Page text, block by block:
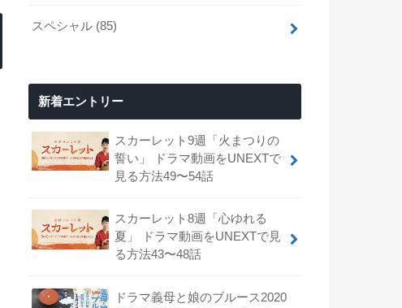
スペシャル (85)
新着エントリー
スカーレット9週「火まつりの
誓い」 ドラマ動画をUNEXTで
見る方法49〜54話
スカーレット8週「心ゆれる
夏」 ドラマ動画をUNEXTで見
る方法43〜48話
ドラマ義母と娘のブルース2020